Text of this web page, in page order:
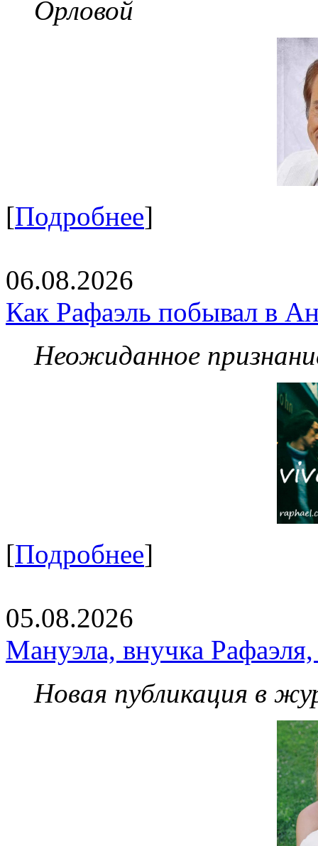
Орловой
[Подробнее]
06.08.2026
Как Рафаэль побывал в
Неожиданное
[Подробнее]
05.08.2026
Мануэла, внучка
Новая публикация в